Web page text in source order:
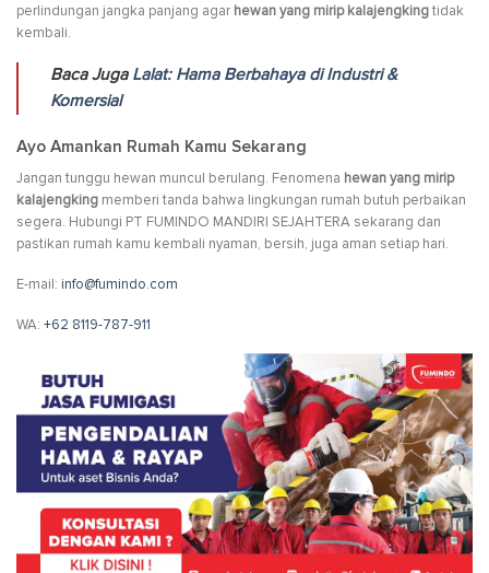
perlindungan jangka panjang agar hewan yang mirip kalajengkingtidak
kembali.
Baca Juga Lalat: Hama Berbahaya di Industri &
Komersial
Ayo Amankan Rumah Kamu Sekarang
Jangan tunggu hewan muncul berulang. Fenomena hewan yang mirip
kalajengking memberi tanda bahwa lingkungan rumah butuh perbaikan
segera. Hubungi PT FUMINDO MANDIRI SEJAHTERA sekarang dan
pastikan rumah kamu kembali nyaman, bersih, juga aman setiap hari.
E-mail: info@fumindo.com
WA: +62 8119-787-911